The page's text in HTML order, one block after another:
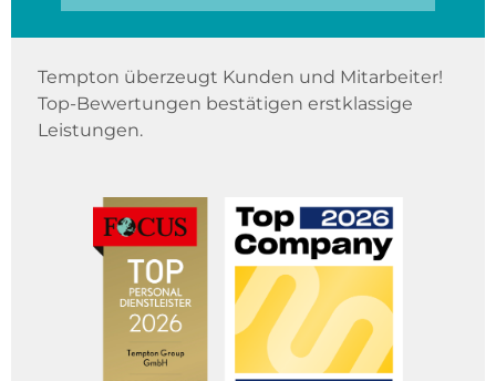
Tempton überzeugt Kunden und Mitarbeiter!
Top-Bewertungen bestätigen erstklassige
Leistungen.